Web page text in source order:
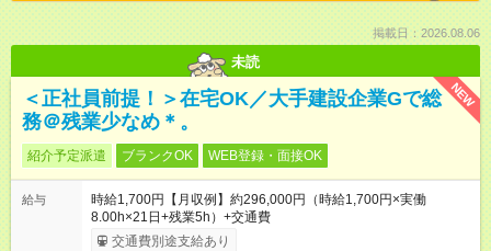
掲載日：2026.08.06
未読
NEW
＜正社員前提！＞在宅OK／大手建設企業Gで総
務＠残業少なめ＊。
紹介予定派遣 ブランクOK WEB登録・面接OK
給与
時給1,700円【月収例】約296,000円（時給1,700円×実働
8.00h×21日+残業5h）+交通費
交通費別途支給あり